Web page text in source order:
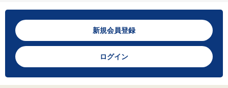
新規会員登録
ログイン